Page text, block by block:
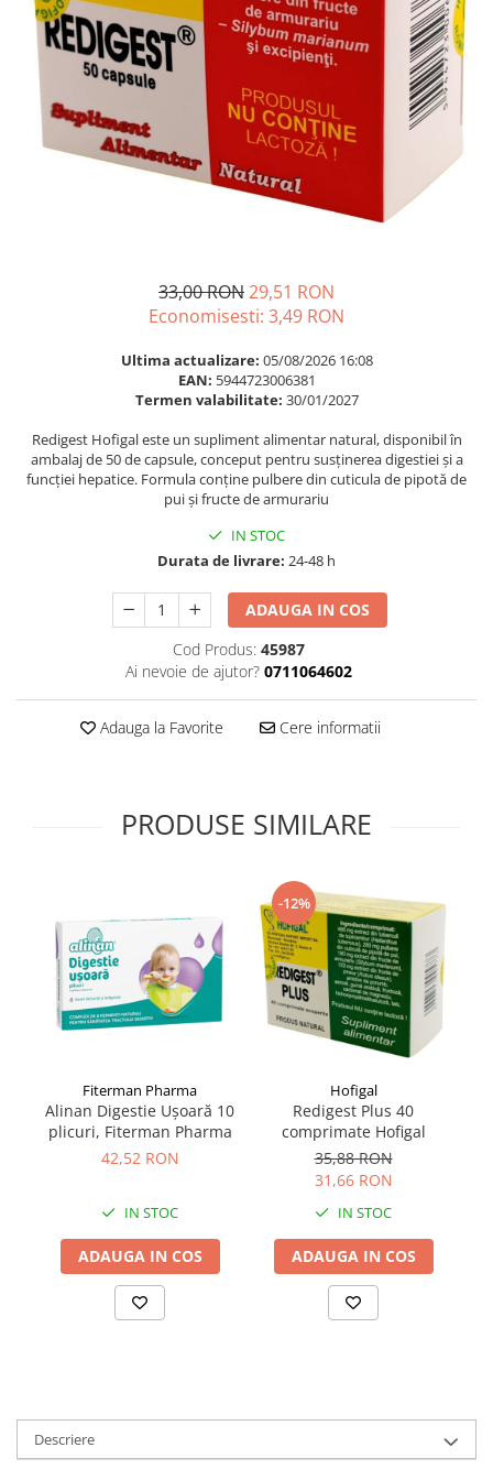
Omega 3
Par si unghii
Probiotice si prebiotice
Sanatate urinara
Supliment Magneziu
Supliment Vitamina B
Supliment Vitamina C
Supliment Vitamina D3
Tincturi si Gemoderivate
Vitamine si minerale
Ingrijire par
Balsam masca si tratament
Produse cu SPF Pentru Fata
Repelenti insecte
33,00 RON29,51 RON
Economisesti: 3,49 RON
Ultima actualizare: 05/08/2026 16:08
EAN: 5944723006381
Termen valabilitate: 30/01/2027
Redigest Hofigal este un supliment alimentar natural, disponibil în
ambalaj de 50 de capsule, conceput pentru susținerea digestiei și a
funcției hepatice. Formula conține pulbere din cuticula de pipotă de
pui și fructe de armurariu
IN STOC
Durata de livrare: 24-48 h
ADAUGA IN COS
Cod Produs: 45987
Ai nevoie de ajutor? 0711064602
Adauga la Favorite Cere informatii
PRODUSE SIMILARE
Fiterman Pharma
Alinan Digestie Ușoară 10
plicuri, Fiterman Pharma
42,52 RON
IN STOC
ADAUGA IN COS
-12%
Hofigal
Redigest Plus 40
comprimate Hofigal
35,88 RON
31,66 RON
IN STOC
ADAUGA IN COS
Descriere